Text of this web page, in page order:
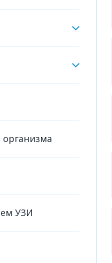
организма
УЗИ